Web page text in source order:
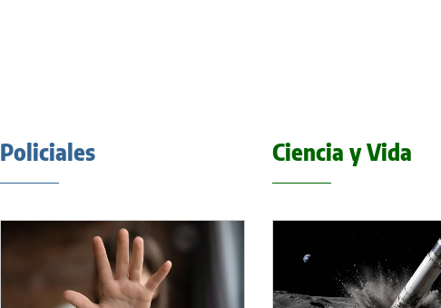
Policiales Ciencia y Vida